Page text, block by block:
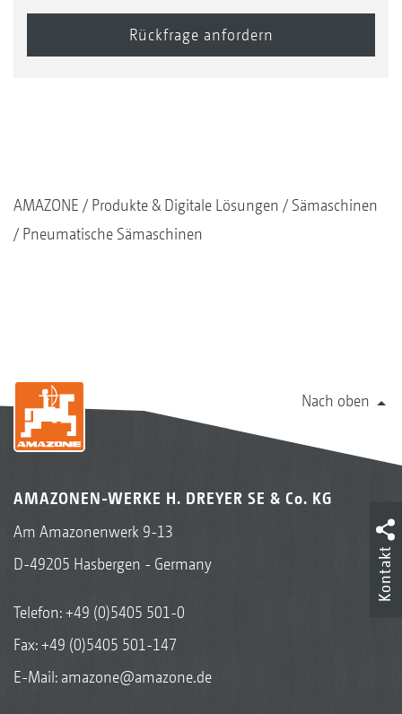
AMAZONE Produkte & Digitale Lösungen
Sämaschinen
Pneumatische Sämaschinen
Nach oben
AMAZONEN-WERKE H. DREYER SE & Co. KG
Am Amazonenwerk 9-13
D-49205 Hasbergen - Germany
Telefon:+49 (0)5405 501-0
Fax: +49 (0)5405 501-147
E-Mail: amazone@amazone.de
Kontakt